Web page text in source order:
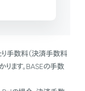
り手数料（決済手数料
ます。BASEの手数